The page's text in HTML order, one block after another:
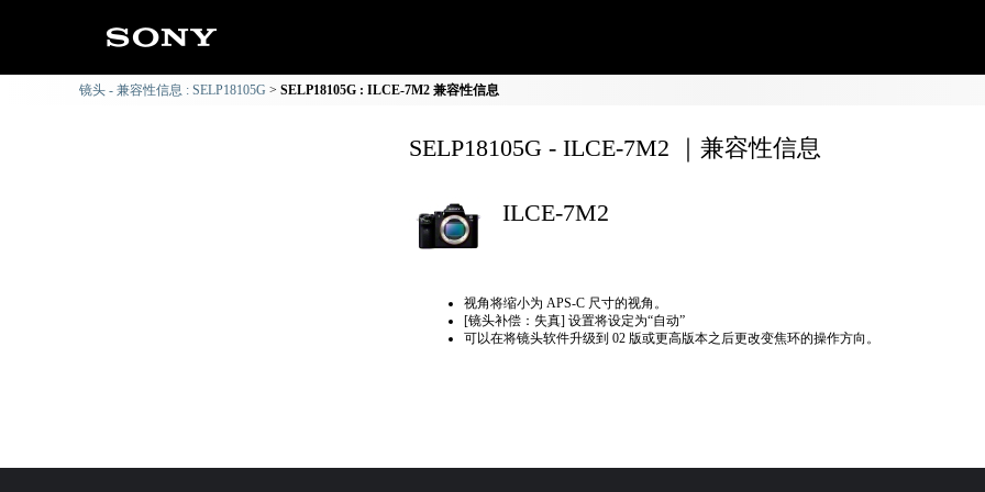
镜头 - 兼容性信息 : SELP18105G SELP18105G : ILCE-7M2 兼容性信息
SELP18105G - ILCE-7M2 ｜兼容性信息
ILCE-7M2
视角将缩小为 APS-C 尺寸的视角。
[镜头补偿：失真] 设置将设定为“自动”
可以在将镜头软件升级到 02 版或更高版本之后更改变焦环的操作方向。